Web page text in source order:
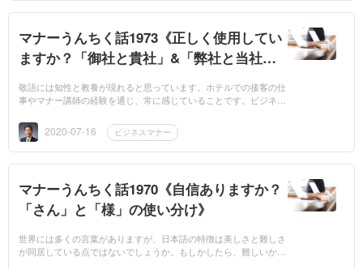
マナーうんちく話1973《正しく使用してい
ますか？「御社と貴社」&「弊社と当社・
敬語には知性と教養が現れると思っています。ホテルでの接客の仕
事やマナー講師の経験を通じ、常に感じていることです。ビジネス
ありませんが、...
2020-07-16 ビジネスマナー
マナーうんちく話1970《自信ありますか？
「さん」と「様」の使い分け》
世界には多くの言葉がありますが、日本語の特徴は美しさと難しさ
が同居している点ではないでしょうか。もしかしたら、難しいから